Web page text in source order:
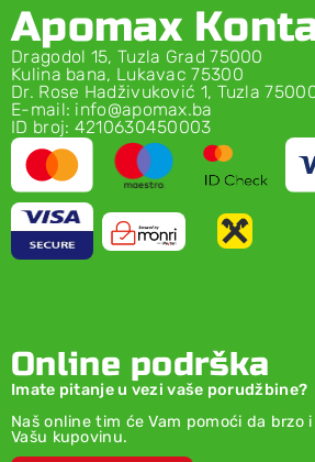
Apomax
Dragodol 15, Tuzla Grad 75000
Kulina bana, Lukavac 75300
Dr. Rose Hadživuković 1, Tuzla
E-mail: info@apomax.ba
ID broj: 4210630450003
Online podrška
Imate pitanje u vezi vaše porudžbine?
Naš online tim će Vam pomoći da brzo
Vašu kupovinu.